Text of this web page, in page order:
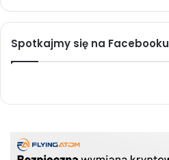
Spotkajmy się na Facebooku